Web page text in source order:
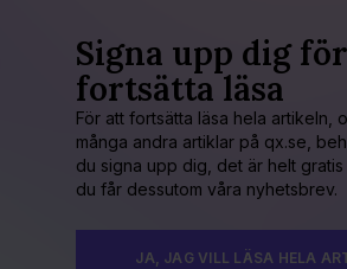
Signa upp dig
fortsätta läsa
För att fortsätta läsa hela artikeln,
många andra artiklar på qx.se,
du signa upp dig, det är helt gratis
du får dessutom våra nyhetsbrev.
JA, JAG VILL LÄSA HELA